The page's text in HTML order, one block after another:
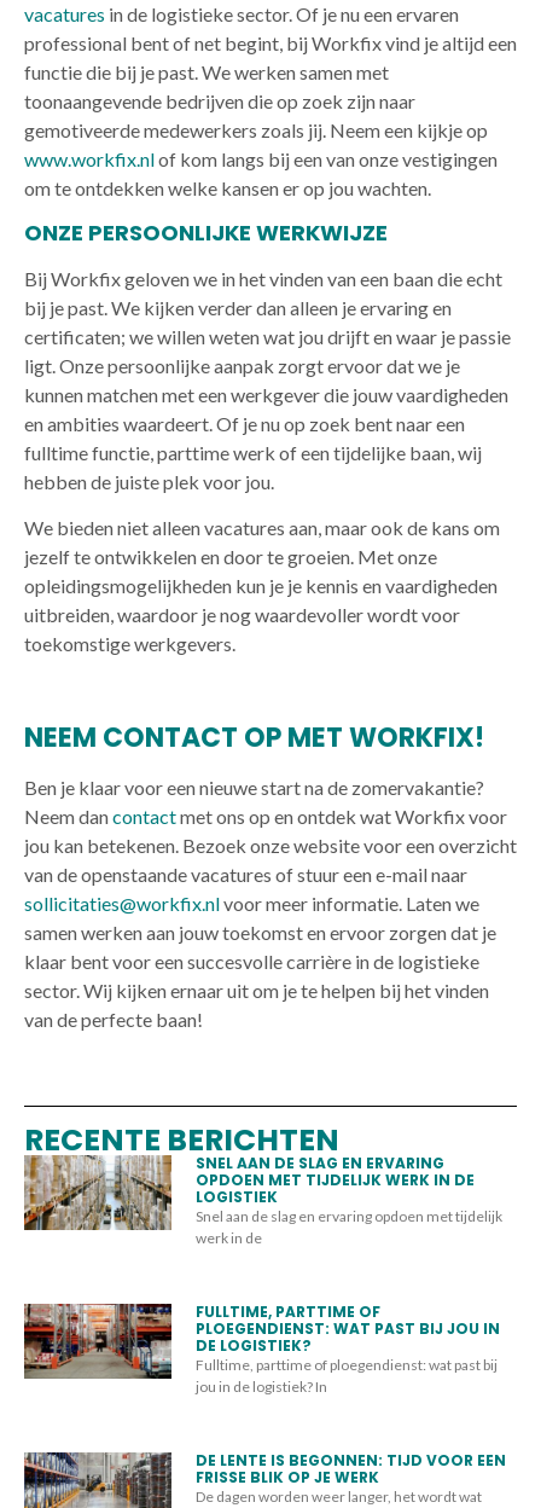
vacatures in de logistieke sector. Of je nu een ervaren
professional bent of net begint, bij Workfix vind je altijd een
functie die bij je past. We werken samen met
toonaangevende bedrijven die op zoek zijn naar
gemotiveerde medewerkers zoals jij. Neem een kijkje op
www.workfix.nlof kom langs bij een van onze vestigingen
om te ontdekken welke kansen er op jou wachten.
ONZE PERSOONLIJKE WERKWIJZE
Bij Workfix geloven we in het vinden van een baan die echt
bij je past. We kijken verder dan alleen je ervaring en
certificaten; we willen weten wat jou drijft en waar je passie
ligt. Onze persoonlijke aanpak zorgt ervoor dat we je
kunnen matchen met een werkgever die jouw vaardigheden
en ambities waardeert. Of je nu op zoek bent naar een
fulltime functie, parttime werk of een tijdelijke baan, wij
hebben de juiste plek voor jou.
We bieden niet alleen vacatures aan, maar ook de kans om
jezelf te ontwikkelen en door te groeien. Met onze
opleidingsmogelijkheden kun je je kennis en vaardigheden
uitbreiden, waardoor je nog waardevoller wordt voor
toekomstige werkgevers.
NEEM CONTACT OP MET WORKFIX!
Ben je klaar voor een nieuwe start na de zomervakantie?
Neem dancontactmet ons op en ontdek wat Workfix voor
jou kan betekenen. Bezoek onze website voor een overzicht
van de openstaande vacatures of stuur een e-mail naar
sollicitaties@workfix.nlvoor meer informatie. Laten we
samen werken aan jouw toekomst en ervoor zorgen dat je
klaar bent voor een succesvolle carrière in de logistieke
sector. Wij kijken ernaar uit om je te helpen bij het vinden
van de perfecte baan!
RECENTE BERICHTEN
SNEL AAN DE SLAG EN ERVARING
OPDOEN MET TIJDELIJK WERK IN DE
LOGISTIEK
Snel aan de slag en ervaring opdoen met tijdelijk
werk in de
FULLTIME, PARTTIME OF
PLOEGENDIENST: WAT PAST BIJ JOU IN
DE LOGISTIEK?
Fulltime, parttime of ploegendienst: wat past bij
jou in de logistiek? In
DE LENTE IS BEGONNEN: TIJD VOOR EEN
FRISSE BLIK OP JE WERK
De dagen worden weer langer, het wordt wat